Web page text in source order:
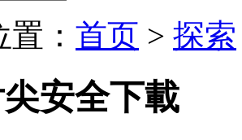
： 首页 > 探索
安全下載